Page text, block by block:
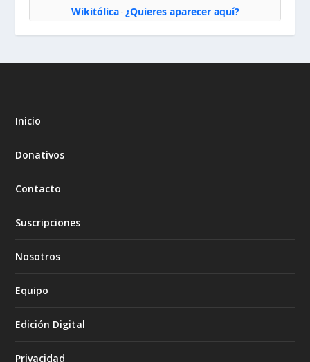
Wikitólica· ¿Quieres aparecer aquí?
Inicio
Donativos
Contacto
Suscripciones
Nosotros
Equipo
Edición Digital
Privacidad